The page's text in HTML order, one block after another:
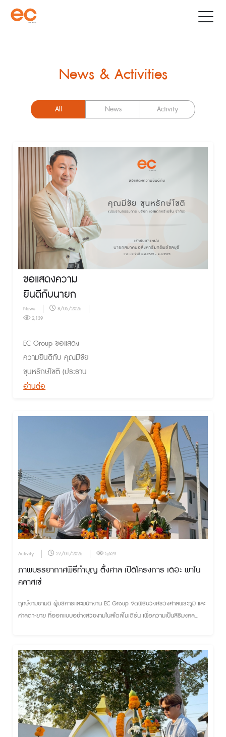
News & Activities
All News Activity
ขอแสดงความ
ยินดีกับนายก
สมาคม
อสังหาริมทรัพย์
ชลบุรี
News
8/05/2026
2,139
EC Group ขอแสดง
ความยินดีกับ คุณมีชัย
ชุนหรักษ์โชติ (ประธาน
กรรมการ บริษัท เอส
รับตำแหน่ง นายก
อ่านต่อ
Activity 27/01/2026 5,629
ภาพบรรยากาศพิธีทำบุญ ตั้งศาล เปิดโครงการ เดอะ พาโน
คลาสเซ่
ฤกษ์งามยามดี ผู้บริหารและพนักงาน EC Group จัดพิธีบวงสรวงศาลพระภูมิ และ
ศาลตา-ยาย ที่ออกแบบอย่างสวยงามในสไตล์โมเดิร์น เพื่อความเป็นสิริมงคล